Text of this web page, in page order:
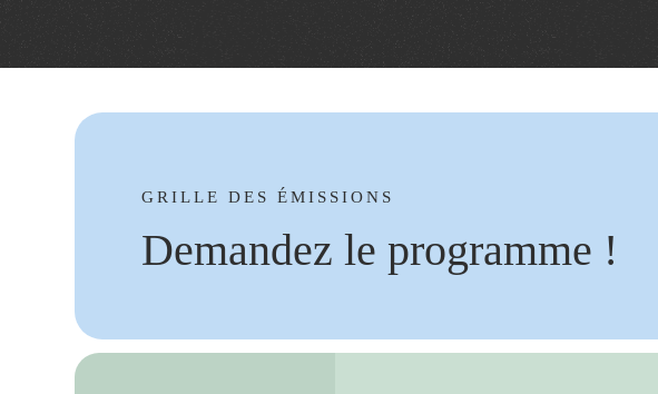
GRILLE DES ÉMISSIONS
Demandez le programme !